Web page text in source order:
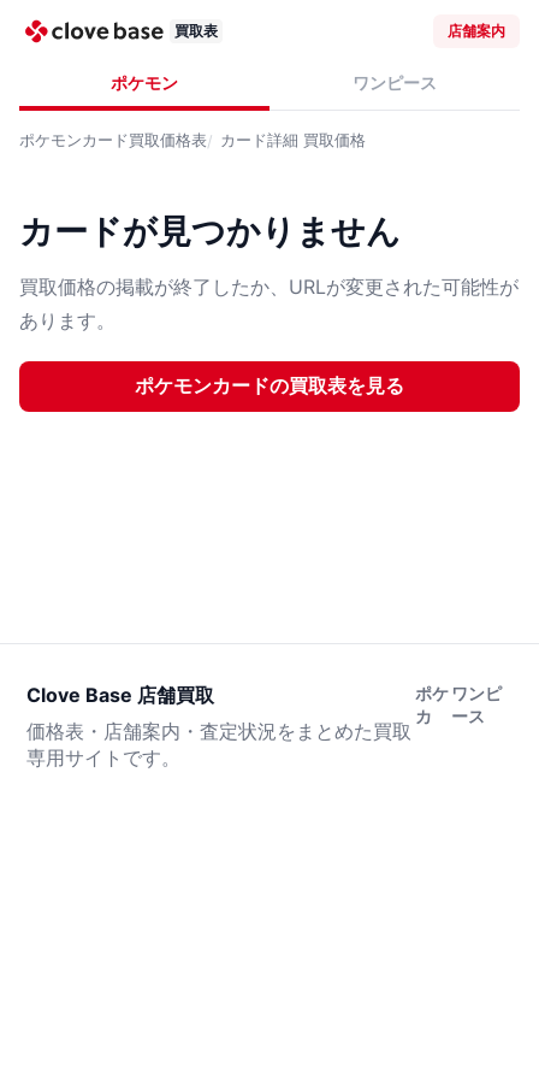
買取表 店舗案内
ポケモン ワンピース
ポケモンカード買取価格表 カード詳細 買取価格
カードが見つかりません
買取価格の掲載が終了したか、URLが変更された可能性が
あります。
ポケモンカードの買取表を見る
Clove Base 店舗買取
価格表・店舗案内・査定状況をまとめた買取
専用サイトです。
ポケ
カ
ワンピ
ース